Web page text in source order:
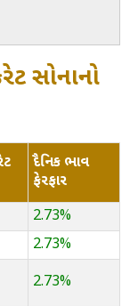
સોનાનો
દૈનિક ભાવ
ફેરફાર
2.73%
2.73%
2.73%